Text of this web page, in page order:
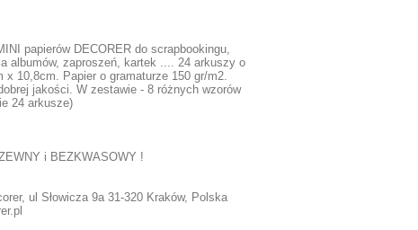
papierów DECORER do scrapbookingu,
albumów, zaproszeń, kartek .... 24 arkuszy o
x 10,8cm. Papier o gramaturze 150 gr/m2.
jakości. W zestawie - 8 różnych wzorów
24 arkusze)
i BEZKWASOWY !
ul Słowicza 9a 31-320 Kraków, Polska